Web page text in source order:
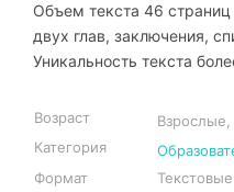
Объем текста 46
двух глав, заключения,
Уникальность текста
Возраст
Категория
Формат